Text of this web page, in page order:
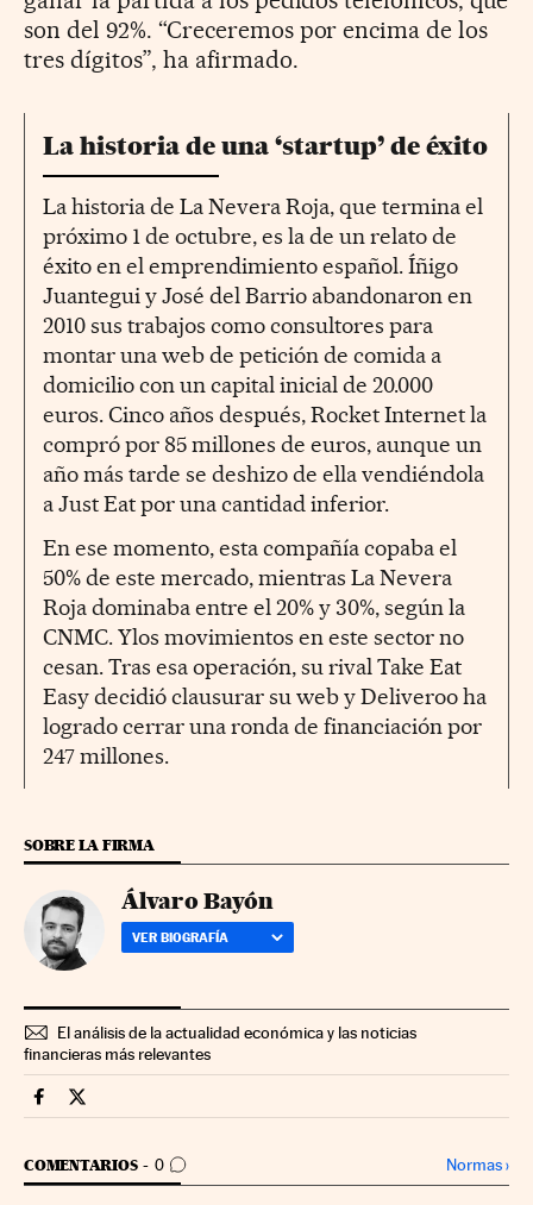
son del 92%. “Creceremos por encima de los
tres dígitos”, ha afirmado.
La historia de una ‘startup’ de éxito
La historia de La Nevera Roja, que termina el
próximo 1 de octubre, es la de un relato de
éxito en el emprendimiento español. Íñigo
Juantegui y José del Barrio abandonaron en
2010 sus trabajos como consultores para
montar una web de petición de comida a
domicilio con un capital inicial de 20.000
euros. Cinco años después, Rocket Internet la
compró por 85 millones de euros, aunque un
año más tarde se deshizo de ella vendiéndola
a Just Eat por una cantidad inferior.
En ese momento, esta compañía copaba el
50% de este mercado, mientras La Nevera
Roja dominaba entre el 20% y 30%, según la
CNMC. Ylos movimientos en este sector no
cesan. Tras esa operación, su rival Take Eat
Easy decidió clausurar su web y Deliveroo ha
logrado cerrar una ronda de financiación por
247 millones.
SOBRE LA FIRMA
Álvaro Bayón
VER BIOGRAFÍA
El análisis de la actualidad económica y las noticias
financieras más relevantes
Companias Cinco Días en Facebook
Companias Cinco Días en Twitter
COMENTARIOS 0
IR A LOS COMENTARIOS Normas›